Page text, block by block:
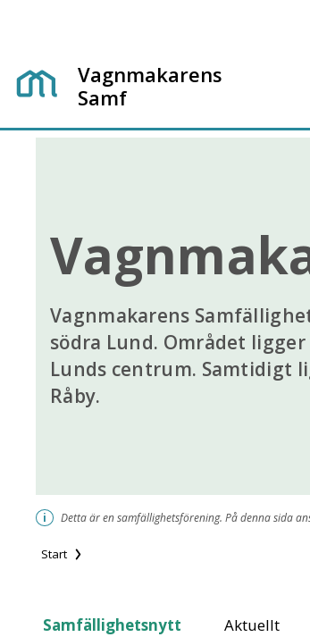
Vagnmakarens
Samf
Vagnmakarens
södra Lund. Området
Lunds centrum. Samtidigt
Råby.
i Detta är en samfällighetsförening. På denna sida
Start
Samfällighetsnytt Aktuellt